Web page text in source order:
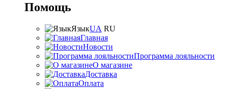
Помощь
ЯзыкUA RU
Главная
Новости
Программа лояльности
О магазине
Доставка
Оплата